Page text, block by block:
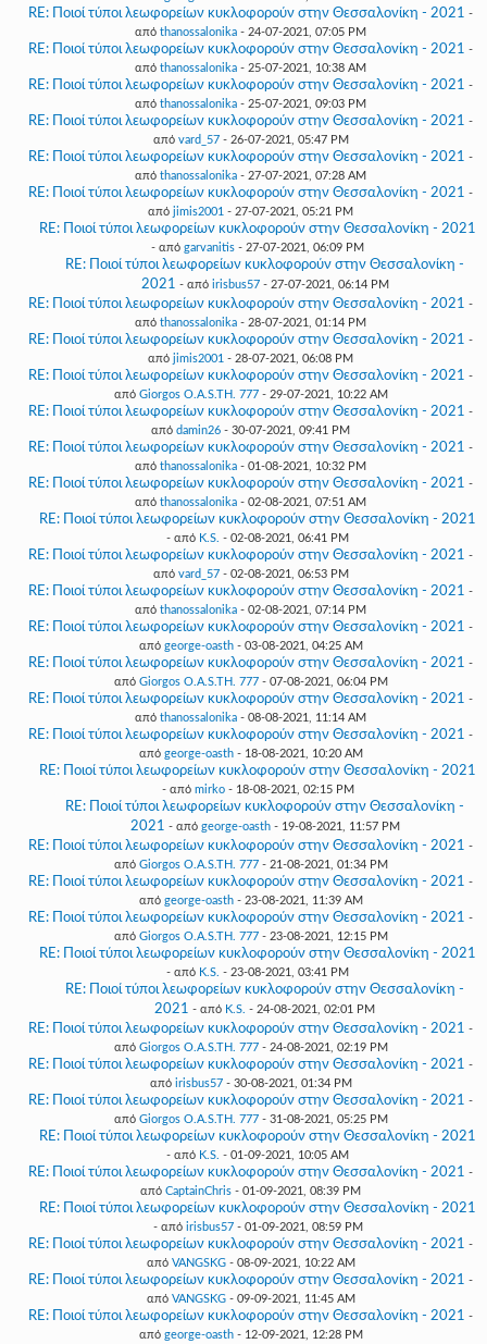
RE: Ποιοί τύποι λεωφορείων κυκλοφορούν στην Θεσσαλονίκη - 2021 -
από thanossalonika - 24-07-2021, 07:05 PM
RE: Ποιοί τύποι λεωφορείων κυκλοφορούν στην Θεσσαλονίκη - 2021 -
από thanossalonika - 25-07-2021, 10:38 AM
RE: Ποιοί τύποι λεωφορείων κυκλοφορούν στην Θεσσαλονίκη - 2021 -
από thanossalonika - 25-07-2021, 09:03 PM
RE: Ποιοί τύποι λεωφορείων κυκλοφορούν στην Θεσσαλονίκη - 2021 -
από vard_57- 26-07-2021, 05:47 PM
RE: Ποιοί τύποι λεωφορείων κυκλοφορούν στην Θεσσαλονίκη - 2021 -
από thanossalonika - 27-07-2021, 07:28 AM
RE: Ποιοί τύποι λεωφορείων κυκλοφορούν στην Θεσσαλονίκη - 2021 -
από jimis2001 - 27-07-2021, 05:21 PM
RE: Ποιοί τύποι λεωφορείων κυκλοφορούν στην Θεσσαλονίκη - 2021
- από garvanitis - 27-07-2021, 06:09 PM
RE: Ποιοί τύποι λεωφορείων κυκλοφορούν στην Θεσσαλονίκη -
2021 - από irisbus57- 27-07-2021, 06:14 PM
RE: Ποιοί τύποι λεωφορείων κυκλοφορούν στην Θεσσαλονίκη - 2021 -
από thanossalonika - 28-07-2021, 01:14 PM
RE: Ποιοί τύποι λεωφορείων κυκλοφορούν στην Θεσσαλονίκη - 2021 -
από jimis2001 - 28-07-2021, 06:08 PM
RE: Ποιοί τύποι λεωφορείων κυκλοφορούν στην Θεσσαλονίκη - 2021 -
από Giorgos O.A.S.TH. 777- 29-07-2021, 10:22 AM
RE: Ποιοί τύποι λεωφορείων κυκλοφορούν στην Θεσσαλονίκη - 2021 -
από damin26 - 30-07-2021, 09:41 PM
RE: Ποιοί τύποι λεωφορείων κυκλοφορούν στην Θεσσαλονίκη - 2021 -
από thanossalonika - 01-08-2021, 10:32 PM
RE: Ποιοί τύποι λεωφορείων κυκλοφορούν στην Θεσσαλονίκη - 2021 -
από thanossalonika - 02-08-2021, 07:51 AM
RE: Ποιοί τύποι λεωφορείων κυκλοφορούν στην Θεσσαλονίκη - 2021
- από K.S. - 02-08-2021, 06:41 PM
RE: Ποιοί τύποι λεωφορείων κυκλοφορούν στην Θεσσαλονίκη - 2021 -
από vard_57- 02-08-2021, 06:53 PM
RE: Ποιοί τύποι λεωφορείων κυκλοφορούν στην Θεσσαλονίκη - 2021 -
από thanossalonika - 02-08-2021, 07:14 PM
RE: Ποιοί τύποι λεωφορείων κυκλοφορούν στην Θεσσαλονίκη - 2021 -
από george-oasth- 03-08-2021, 04:25 AM
RE: Ποιοί τύποι λεωφορείων κυκλοφορούν στην Θεσσαλονίκη - 2021 -
από Giorgos O.A.S.TH. 777- 07-08-2021, 06:04 PM
RE: Ποιοί τύποι λεωφορείων κυκλοφορούν στην Θεσσαλονίκη - 2021 -
από thanossalonika - 08-08-2021, 11:14 AM
RE: Ποιοί τύποι λεωφορείων κυκλοφορούν στην Θεσσαλονίκη - 2021 -
από george-oasth- 18-08-2021, 10:20 AM
RE: Ποιοί τύποι λεωφορείων κυκλοφορούν στην Θεσσαλονίκη - 2021
- από mirko- 18-08-2021, 02:15 PM
RE: Ποιοί τύποι λεωφορείων κυκλοφορούν στην Θεσσαλονίκη -
2021 - από george-oasth- 19-08-2021, 11:57 PM
RE: Ποιοί τύποι λεωφορείων κυκλοφορούν στην Θεσσαλονίκη - 2021 -
από Giorgos O.A.S.TH. 777- 21-08-2021, 01:34 PM
RE: Ποιοί τύποι λεωφορείων κυκλοφορούν στην Θεσσαλονίκη - 2021 -
από george-oasth- 23-08-2021, 11:39 AM
RE: Ποιοί τύποι λεωφορείων κυκλοφορούν στην Θεσσαλονίκη - 2021 -
από Giorgos O.A.S.TH. 777- 23-08-2021, 12:15 PM
RE: Ποιοί τύποι λεωφορείων κυκλοφορούν στην Θεσσαλονίκη - 2021
- από K.S. - 23-08-2021, 03:41 PM
RE: Ποιοί τύποι λεωφορείων κυκλοφορούν στην Θεσσαλονίκη -
2021 - από K.S. - 24-08-2021, 02:01 PM
RE: Ποιοί τύποι λεωφορείων κυκλοφορούν στην Θεσσαλονίκη - 2021 -
από Giorgos O.A.S.TH. 777- 24-08-2021, 02:19 PM
RE: Ποιοί τύποι λεωφορείων κυκλοφορούν στην Θεσσαλονίκη - 2021 -
από irisbus57- 30-08-2021, 01:34 PM
RE: Ποιοί τύποι λεωφορείων κυκλοφορούν στην Θεσσαλονίκη - 2021 -
από Giorgos O.A.S.TH. 777- 31-08-2021, 05:25 PM
RE: Ποιοί τύποι λεωφορείων κυκλοφορούν στην Θεσσαλονίκη - 2021
- από K.S. - 01-09-2021, 10:05 AM
RE: Ποιοί τύποι λεωφορείων κυκλοφορούν στην Θεσσαλονίκη - 2021 -
από CaptainChris - 01-09-2021, 08:39 PM
RE: Ποιοί τύποι λεωφορείων κυκλοφορούν στην Θεσσαλονίκη - 2021
- από irisbus57- 01-09-2021, 08:59 PM
RE: Ποιοί τύποι λεωφορείων κυκλοφορούν στην Θεσσαλονίκη - 2021 -
από VANGSKG- 08-09-2021, 10:22 AM
RE: Ποιοί τύποι λεωφορείων κυκλοφορούν στην Θεσσαλονίκη - 2021 -
από VANGSKG- 09-09-2021, 11:45 AM
RE: Ποιοί τύποι λεωφορείων κυκλοφορούν στην Θεσσαλονίκη - 2021 -
από george-oasth- 12-09-2021, 12:28 PM